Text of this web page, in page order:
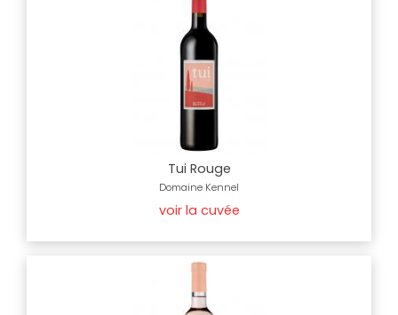
Tui Rouge
Domaine Kennel
voir la cuvée